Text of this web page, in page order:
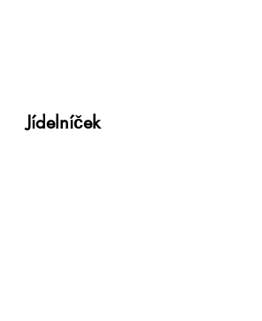
Jídelníček